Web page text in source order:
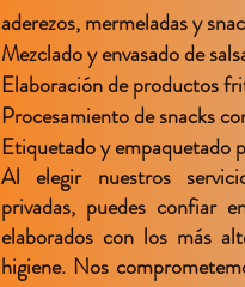
aderezos, mermeladas y
Mezclado y envasado de
Elaboración de productos
Procesamiento de snacks
Etiquetado y empaquetado
Al elegir nuestros
privadas, puedes confiar
elaborados con los más
higiene. Nos